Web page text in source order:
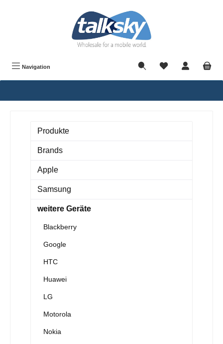
Navigation
Produkte
Brands
Apple
Samsung
weitere Geräte
Blackberry
Google
HTC
Huawei
LG
Motorola
Nokia